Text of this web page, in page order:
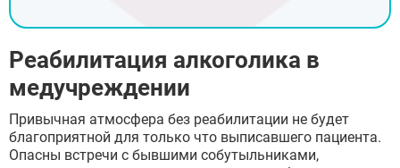
Реабилитация алкоголика в
медучреждении
Привычная атмосфера без реабилитации не будет
благоприятной для только что выписавшего пациента.
Опасны встречи с бывшими собутыльниками,